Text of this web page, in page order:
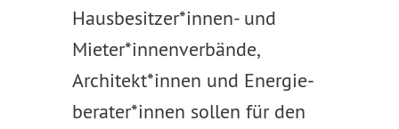
Hausbesitzer*innen- und
Mieter*innenverbände,
Architekt*innen und Energie­
berater*innen sollen für den